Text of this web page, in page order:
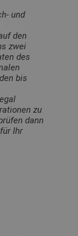
und
den
zwei
des
bis
zu
dann
Ihr